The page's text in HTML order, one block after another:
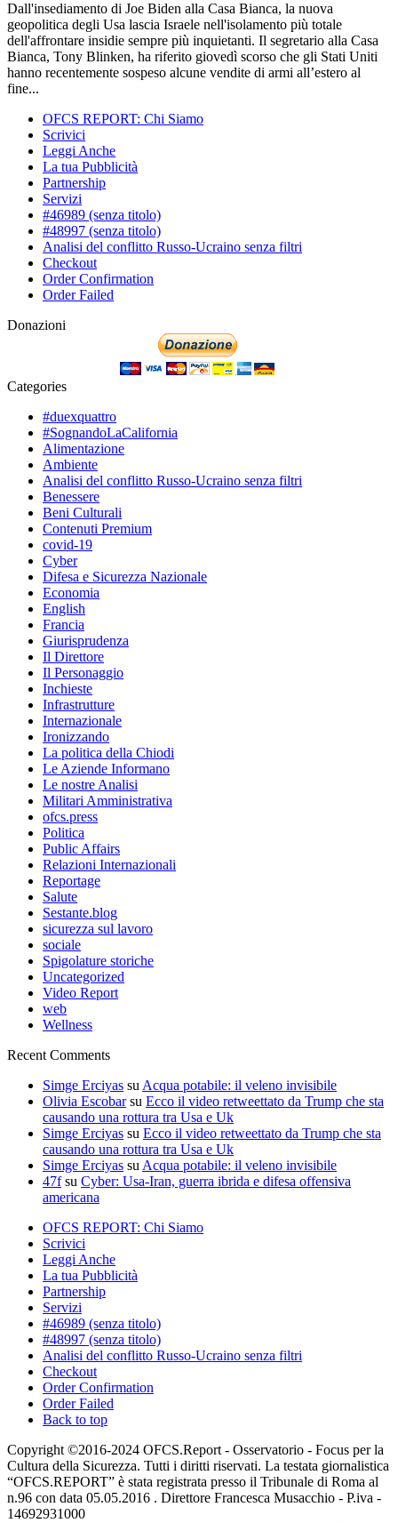
Dall'insediamento di Joe Biden alla Casa Bianca, la nuova
geopolitica degli Usa lascia Israele nell'isolamento più totale
dell'affrontare insidie sempre più inquietanti. Il segretario alla Casa
Bianca, Tony Blinken, ha riferito giovedì scorso che gli Stati Uniti
hanno recentemente sospeso alcune vendite di armi all’estero al
fine...
OFCS REPORT: Chi Siamo
Scrivici
Leggi Anche
La tua Pubblicità
Partnership
Servizi
#46989 (senza titolo)
#48997 (senza titolo)
Analisi del conflitto Russo-Ucraino senza filtri
Checkout
Order Confirmation
Order Failed
Donazioni
Categories
#duexquattro
#SognandoLaCalifornia
Alimentazione
Ambiente
Analisi del conflitto Russo-Ucraino senza filtri
Benessere
Beni Culturali
Contenuti Premium
covid-19
Cyber
Difesa e Sicurezza Nazionale
Economia
English
Francia
Giurisprudenza
Il Direttore
Il Personaggio
Inchieste
Infrastrutture
Internazionale
Ironizzando
La politica della Chiodi
Le Aziende Informano
Le nostre Analisi
Militari Amministrativa
ofcs.press
Politica
Public Affairs
Relazioni Internazionali
Reportage
Salute
Sestante.blog
sicurezza sul lavoro
sociale
Spigolature storiche
Uncategorized
Video Report
web
Wellness
Recent Comments
Simge Erciyas suAcqua potabile: il veleno invisibile
Olivia Escobarsu Ecco il video retweettato da Trump che sta
causando una rottura tra Usa e Uk
Simge Erciyas su Ecco il video retweettato da Trump che sta
causando una rottura tra Usa e Uk
Simge Erciyas suAcqua potabile: il veleno invisibile
47fsu Cyber: Usa-Iran, guerra ibrida e difesa offensiva
americana
OFCS REPORT: Chi Siamo
Scrivici
Leggi Anche
La tua Pubblicità
Partnership
Servizi
#46989 (senza titolo)
#48997 (senza titolo)
Analisi del conflitto Russo-Ucraino senza filtri
Checkout
Order Confirmation
Order Failed
Back to top
Copyright ©2016-2024 OFCS.Report - Osservatorio - Focus per la
Cultura della Sicurezza. Tutti i diritti riservati. La testata giornalistica
“OFCS.REPORT” è stata registrata presso il Tribunale di Roma al
n.96 con data 05.05.2016 . Direttore Francesca Musacchio - P.iva -
14692931000